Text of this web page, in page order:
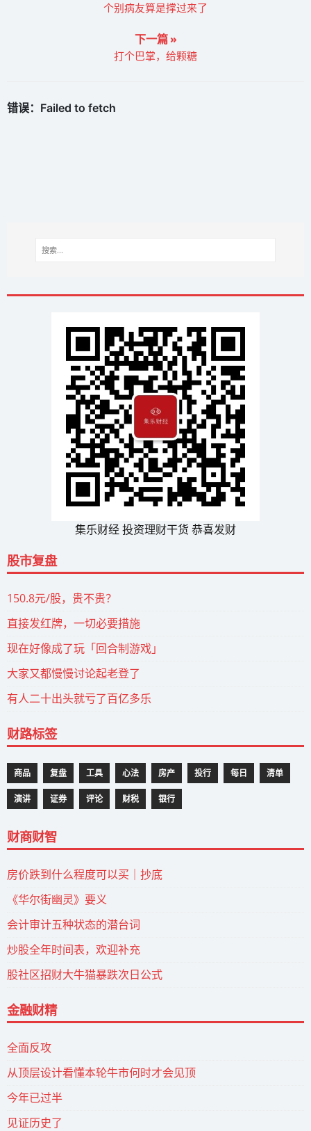
个别病友算是撑过来了
下一篇 »
打个巴掌，给颗糖
集乐财经 投资理财干货 恭喜发财
股市复盘
150.8元/股，贵不贵？
直接发红牌，一切必要措施
现在好像成了玩「回合制游戏」
大家又都慢慢讨论起老登了
有人二十出头就亏了百亿多乐
财路标签
商品 复盘 工具 心法 房产 投行 每日 清单
演讲 证券 评论 财税 银行
财商财智
房价跌到什么程度可以买｜抄底
《华尔街幽灵》要义
会计审计五种状态的潜台词
炒股全年时间表，欢迎补充
股社区招财大牛猫暴跌次日公式
金融财精
全面反攻
从顶层设计看懂本轮牛市何时才会见顶
今年已过半
见证历史了